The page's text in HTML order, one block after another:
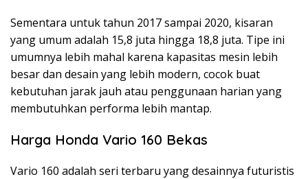
Sementara untuk tahun 2017 sampai 2020, kisaran
yang umum adalah 15,8 juta hingga 18,8 juta. Tipe ini
umumnya lebih mahal karena kapasitas mesin lebih
besar dan desain yang lebih modern, cocok buat
kebutuhan jarak jauh atau penggunaan harian yang
membutuhkan performa lebih mantap.
Harga Honda Vario 160 Bekas
Vario 160 adalah seri terbaru yang desainnya futuristis